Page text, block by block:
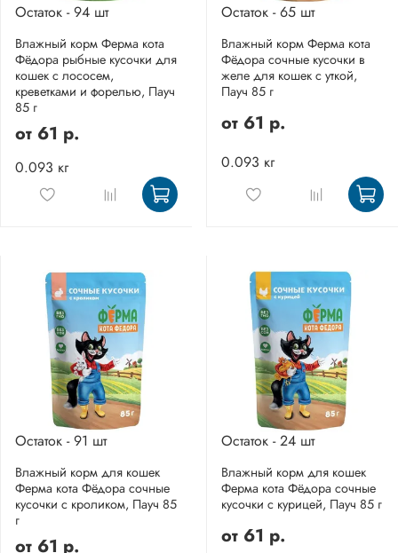
Остаток - 94 шт
Влажный корм Ферма кота
Фёдора рыбные кусочки для
кошек с лососем,
креветками и форелью, Пауч
85 г
от 61 р.
0.093 кг
Остаток - 65 шт
Влажный корм Ферма кота
Фёдора сочные кусочки в
желе для кошек с уткой,
Пауч 85 г
от 61 р.
0.093 кг
Остаток - 91 шт
Влажный корм для кошек
Ферма кота Фёдора сочные
кусочки с кроликом, Пауч 85
г
от 61 р.
Остаток - 24 шт
Влажный корм для кошек
Ферма кота Фёдора сочные
кусочки с курицей, Пауч 85 г
от 61 р.